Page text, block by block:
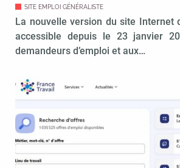
SITE EMPLOI GÉNÉRALISTE
La nouvelle version du site Internet
accessible depuis le 23 janvier
demandeurs d’emploi et aux…